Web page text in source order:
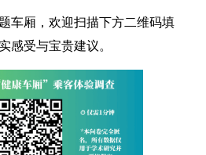
车厢，欢迎扫描下方二维码填
感受与宝贵建议。